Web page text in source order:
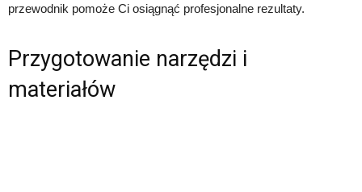
przewodnik pomoże Ci osiągnąć profesjonalne rezultaty.
Przygotowanie narzędzi i
materiałów